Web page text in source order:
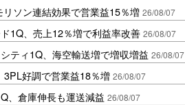
ソン連結効果で営業益15％増 26/08/07
1Q、売上12％増で利益率改善 26/08/07
ティ1Q、海空輸送増で増収増益 26/08/07
3PL好調で営業益18％増 26/08/07
、倉庫伸長も運送減益 26/08/07